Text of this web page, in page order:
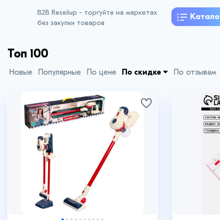
B2B Reseiiup - торгуйте на маркетах
без закупки товаров
Топ 100
Новые Популярные По цене По скидке По отзывам